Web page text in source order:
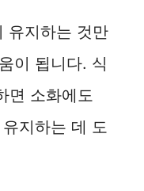
유지하는 것만
이 됩니다. 식
면 소화에도
지하는 데 도